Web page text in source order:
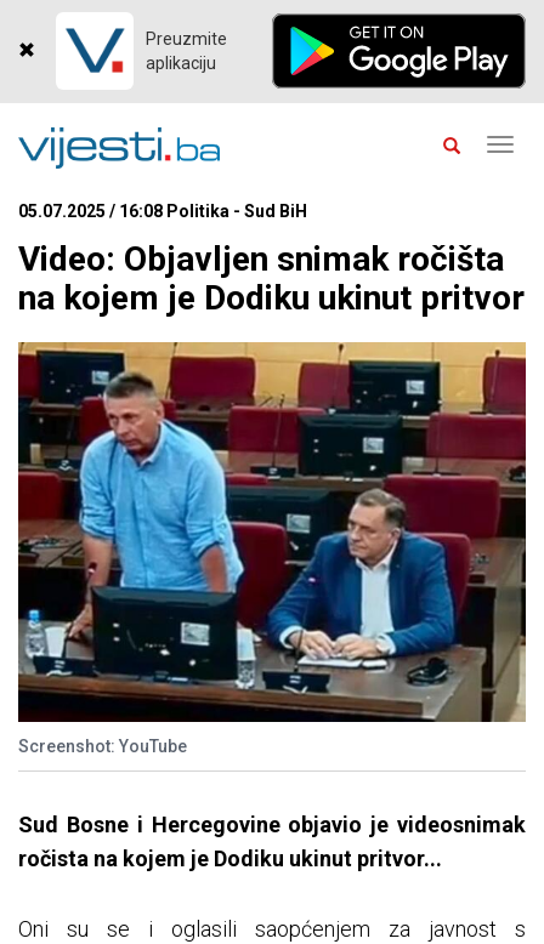
Preuzmite
aplikaciju
05.07.2025 / 16:08 Politika - Sud BiH
Video: Objavljen snimak ročišta
na kojem je Dodiku ukinut pritvor
Screenshot: YouTube
Sud Bosne i Hercegovine objavio je videosnimak
ročista na kojem je Dodiku ukinut pritvor...
Oni su se i oglasili saopćenjem za javnost s